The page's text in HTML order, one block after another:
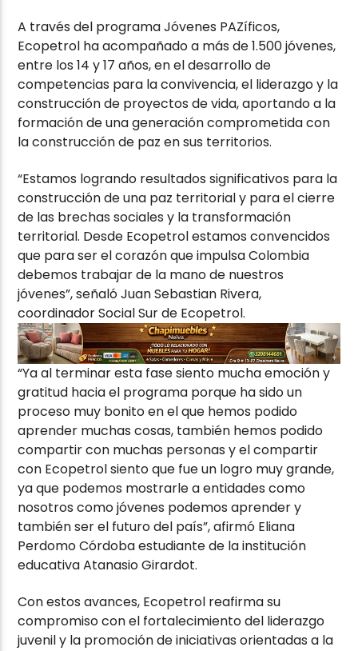
A través del programa Jóvenes PAZíficos,
Ecopetrol ha acompañado a más de 1.500 jóvenes,
entre los 14 y 17 años, en el desarrollo de
competencias para la convivencia, el liderazgo y la
construcción de proyectos de vida, aportando a la
formación de una generación comprometida con
la construcción de paz en sus territorios.
“Estamos logrando resultados significativos para la
construcción de una paz territorial y para el cierre
de las brechas sociales y la transformación
territorial. Desde Ecopetrol estamos convencidos
que para ser el corazón que impulsa Colombia
debemos trabajar de la mano de nuestros
jóvenes”, señaló Juan Sebastian Rivera,
coordinador Social Sur de Ecopetrol.
“Ya al terminar esta fase siento mucha emoción y
gratitud hacia el programa porque ha sido un
proceso muy bonito en el que hemos podido
aprender muchas cosas, también hemos podido
compartir con muchas personas y el compartir
con Ecopetrol siento que fue un logro muy grande,
ya que podemos mostrarle a entidades como
nosotros como jóvenes podemos aprender y
también ser el futuro del país”, afirmó Eliana
Perdomo Córdoba estudiante de la institución
educativa Atanasio Girardot.
Con estos avances, Ecopetrol reafirma su
compromiso con el fortalecimiento del liderazgo
juvenil y la promoción de iniciativas orientadas a la